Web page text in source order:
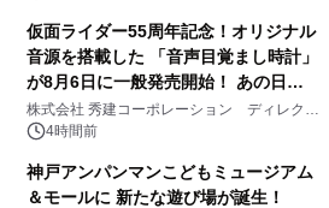
仮面ライダー55周年記念！オリジナル
音源を搭載した 「音声目覚まし時計」
が8月6日に一般発売開始！ あの日の
大興奮が今甦る
株式会社 秀建コーポレーション ディレクト
アートギャラリー
4時間前
神戸アンパンマンこどもミュージアム
＆モールに 新たな遊び場が誕生！